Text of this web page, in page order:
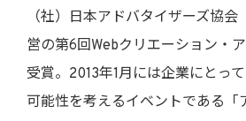
（社）日本アドバタイザーズ協
営の第6回Webクリエーション・
受賞。2013年1月には企業にとっ
可能性を考えるイベントである「